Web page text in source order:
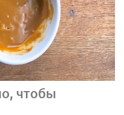
чтобы